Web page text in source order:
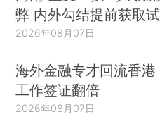
弊 内外勾结提前获取
2026年08月07日
海外金融专才回流香港
工作签证翻倍
2026年08月07日